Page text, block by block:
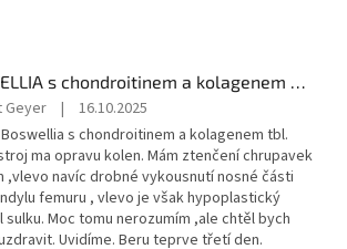
BOSWELLIA s chondroitinem a kolagenem 30 tbl.
Geyer |
16.10.2025
s chondroitinem a kolagenem tbl.
ma opravu kolen. Mám ztenčení chrupavek
,vlevo navíc drobné vykousnutí nosné části
femuru , vlevo je však hypoplastický
sulku. Moc tomu nerozumím ,ale chtěl bych
Uvidíme. Beru teprve třetí den.